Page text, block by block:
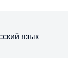
язык